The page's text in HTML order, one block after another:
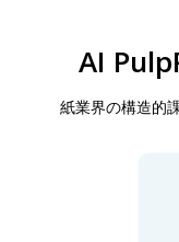
AI
紙業界の構造的